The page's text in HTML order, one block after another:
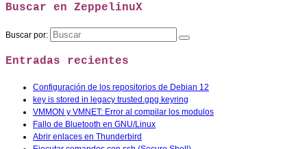
Buscar en ZeppelinuX
Buscar por:
Entradas recientes
Configuración de los repositorios de Debian 12
key is stored in legacy trusted.gpg keyring
VMMON y VMNET: Error al compilar los modulos
Fallo de Bluetooth en GNU/Linux
Abrir enlaces en Thunderbird